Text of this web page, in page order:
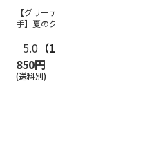
【グリーティング切
手】夏のグリーティ
5.0 （10）
850円
(送料別)